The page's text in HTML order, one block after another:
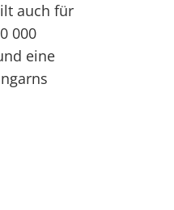
auch für
000
eine